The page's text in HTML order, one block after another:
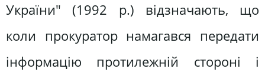
України" (1992 р.) відзначають, що
коли прокуратор намагався передати
інформацію протилежній стороні і